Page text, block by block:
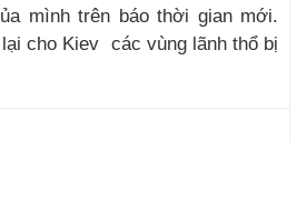
mình trên báo thời gian mới.
cho Kiev các vùng lãnh thổ bị